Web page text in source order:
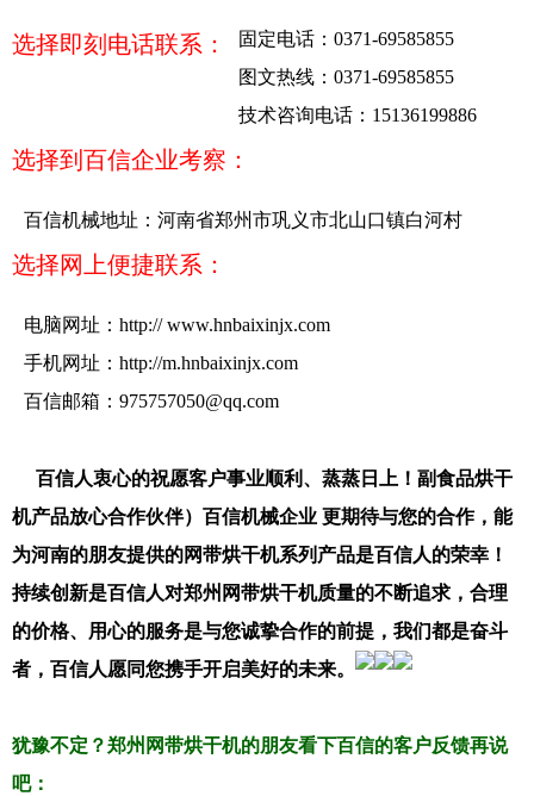
选择即刻电话联系：
固定电话：0371-69585855
图文热线：0371-69585855
技术咨询电话：15136199886
选择到百信企业考察：
百信机械地址：河南省郑州市巩义市北山口镇白河村
选择网上便捷联系：
电脑网址：http:// www.hnbaixinjx.com
手机网址： http://m.hnbaixinjx.com
百信邮箱： 975757050@qq.com
百信人衷心的祝愿客户事业顺利、蒸蒸日上！副食品烘干
机产品放心合作伙伴）百信机械企业 更期待与您的合作，能
为河南的朋友提供的网带烘干机系列产品是百信人的荣幸！
持续创新是百信人对郑州网带烘干机质量的不断追求，合理
的价格、用心的服务是与您诚挚合作的前提，我们都是奋斗
者，百信人愿同您携手开启美好的未来。
犹豫不定？郑州网带烘干机的朋友看下百信的客户反馈再说
吧：